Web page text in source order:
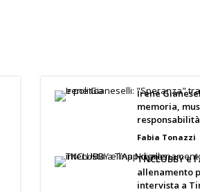
Irene
memoria,
responsabilità
Fabia Tonazzi
TNCLUBBY e
allenamento
intervista a